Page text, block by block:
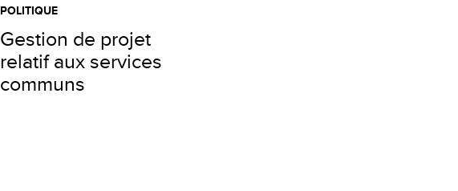
POLITIQUE
Gestion de projet
relatif aux services
communs